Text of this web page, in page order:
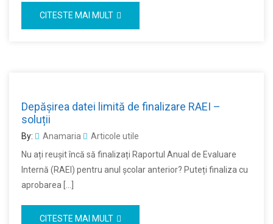
CITESTE MAI MULT
Depășirea datei limită de finalizare RAEI –
soluții
By: Anamaria
Articole utile
Nu ați reușit încă să finalizați Raportul Anual de Evaluare
Internă (RAEI) pentru anul școlar anterior? Puteți finaliza cu
aprobarea […]
CITESTE MAI MULT